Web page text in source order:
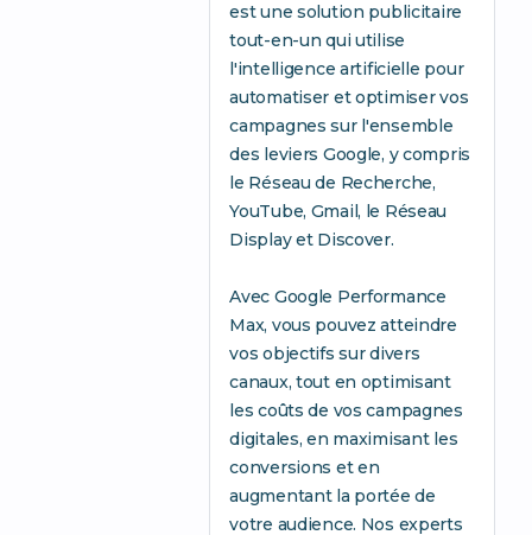
est une solution publicitaire
tout-en-un qui utilise
l'intelligence artificielle pour
automatiser et optimiser vos
campagnes sur l'ensemble
des leviers Google, y compris
le Réseau de Recherche,
YouTube, Gmail, le Réseau
Display et Discover.
Avec Google Performance
Max, vous pouvez atteindre
vos objectifs sur divers
canaux, tout en optimisant
les coûts de vos campagnes
digitales, en maximisant les
conversions et en
augmentant la portée de
votre audience. Nos experts